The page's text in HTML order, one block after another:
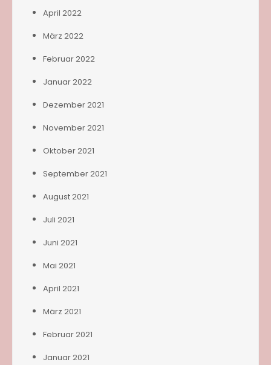
April 2022
März 2022
Februar 2022
Januar 2022
Dezember 2021
November 2021
Oktober 2021
September 2021
August 2021
Juli 2021
Juni 2021
Mai 2021
April 2021
März 2021
Februar 2021
Januar 2021